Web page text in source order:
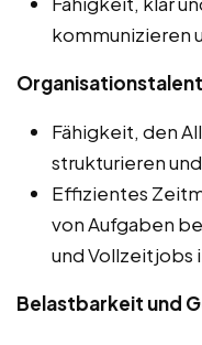
kommunizieren
Organisationstalent
Fähigkeit, den
strukturieren
Effizientes
von Aufgaben
und Vollzeitjobs
Belastbarkeit und